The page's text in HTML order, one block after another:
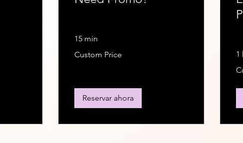
15 min
Price
Custom Price
Reservar ahora
1